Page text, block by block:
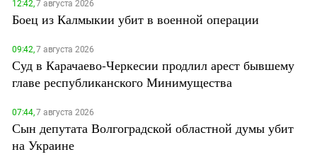
12:42,7 августа 2026
Боец из Калмыкии убит в военной операции
09:42,7 августа 2026
Суд в Карачаево-Черкесии продлил арест бывшему
главе республиканского Минимущества
07:44,7 августа 2026
Сын депутата Волгоградской областной думы убит
на Украине